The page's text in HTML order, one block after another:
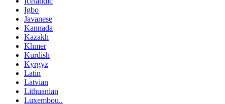
Igbo
Javanese
Kannada
Kazakh
Khmer
Kurdish
Kyrgyz
Latin
Latvian
Lithuanian
Luxembou..